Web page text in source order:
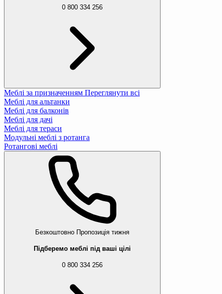
0 800 334 256
Меблі за призначенням Переглянути всі
Меблі для альтанки
Меблі для балконів
Меблі для дачі
Меблі для тераси
Модульні меблі з ротанга
Ротангові меблі
Безкоштовно Пропозиція тижня
Підберемо меблі під ваші цілі
0 800 334 256